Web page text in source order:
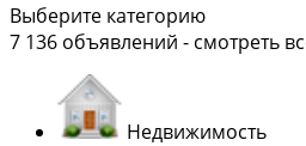
Выберите категорию
7 136 объявлений - смотреть
Недвижимость